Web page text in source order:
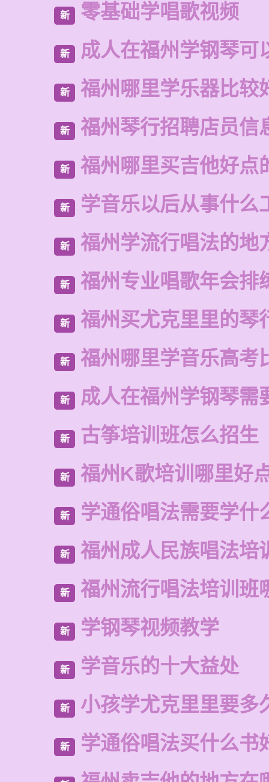
新 零基础学唱歌视频
新 成人在福州学钢琴可
新 福州哪里学乐器比较
新 福州琴行招聘店员信
新 福州哪里买吉他好点
新 学音乐以后从事什么
新 福州学流行唱法的地
新 福州专业唱歌年会排
新 福州买尤克里里的琴
新 福州哪里学音乐高考
新 成人在福州学钢琴需
新 古筝培训班怎么招生
新 福州K歌培训哪里好
新 学通俗唱法需要学什
新 福州成人民族唱法培
新 福州流行唱法培训班
新 学钢琴视频教学
新 学音乐的十大益处
新 小孩学尤克里里要多
新 学通俗唱法买什么书